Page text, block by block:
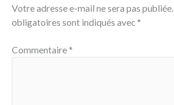
Votre adresse e-mail ne sera pas publiée.
obligatoires sont indiqués avec *
Commentaire *